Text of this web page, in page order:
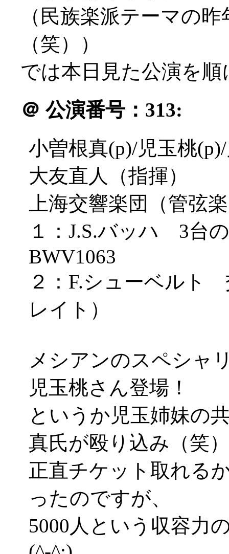
（民族楽派テーマの
（笑））
では本日見た公演を
＠ 公演番号：313:
小曽根真(p)/児玉桃
大友直人（指揮）
上海交響楽団（管弦
１：J.S.バッハ 3台
BWV1063
２：F.シューベルト
レイト）
メシアンのスペシャ
児玉桃さん登場！
というか児玉姉妹の
真氏が殴り込み（笑）
正直チケット取れる
ったのですが、
5000人という収容力